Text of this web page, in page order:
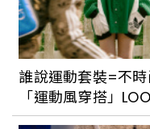
誰說運動套裝=不
「運動風穿搭」
動外套、復古毛衣